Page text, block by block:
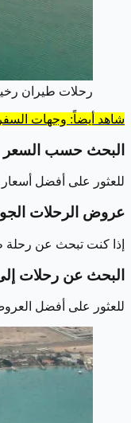
رحلات طيران
شاهد أيضاً: وجهات السفر 2024: أفضل وجهة للسفر في أوروبا 2024
البحث حسب السعر
للعثور على أفضل
عروض الرحلات
إذا كنت تبحث عن رحلة
البحث عن رحلات
للعثور على أفضل